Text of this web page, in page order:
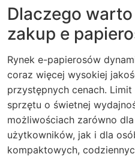
Dlaczego
zakup e
Rynek e-papierosów
coraz więcej wysokiej
przystępnych cenach.
sprzętu o świetnej
możliwościach zarówno
użytkowników, jak i dla
kompaktowych,